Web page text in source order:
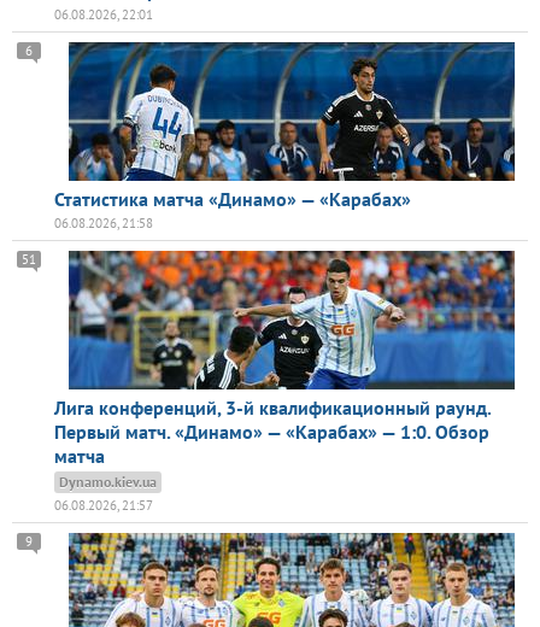
06.08.2026, 22:01
Статистика матча «Динамо» — «Карабах»
6
06.08.2026, 21:58
Лига конференций, 3-й квалификационный раунд.
Первый матч. «Динамо» — «Карабах» — 1:0. Обзор
матча
51
Dynamo.kiev.ua
06.08.2026, 21:57
9